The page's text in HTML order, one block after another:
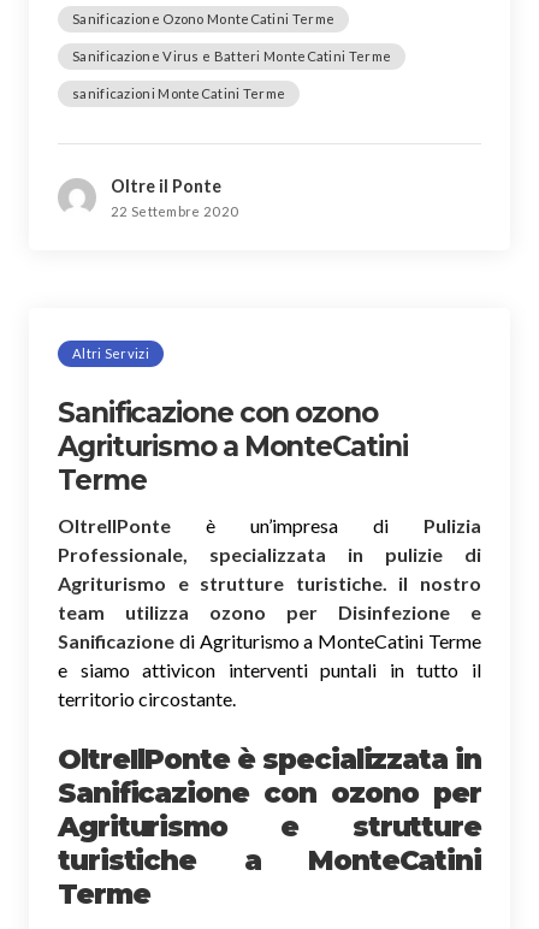
Sanificazione Ozono MonteCatini Terme
Sanificazione Virus e Batteri MonteCatini Terme
sanificazioni MonteCatini Terme
Oltre il Ponte
22 Settembre 2020
Altri Servizi
Sanificazione con ozono
Agriturismo a MonteCatini
Terme
OltreIlPonte è un’impresa di Pulizia
Professionale, specializzata in pulizie di
Agriturismo e strutture turistiche. il nostro
team utilizza ozono per Disinfezione e
Sanificazione di Agriturismo a MonteCatini Terme
e siamo attivicon interventi puntali in tutto il
territorio circostante.
OltreIlPonte è specializzata in
Sanificazione con ozono per
Agriturismo e strutture
turistiche a MonteCatini
Terme